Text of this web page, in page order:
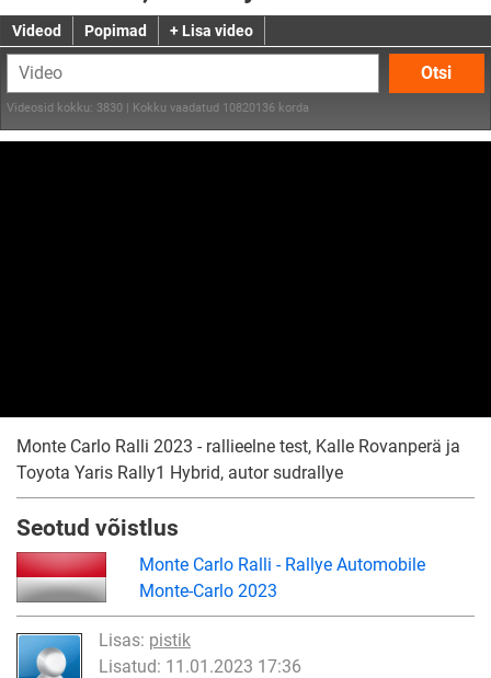
Videod Popimad + Lisa video
Otsi
Videosid kokku: 3830 | Kokku vaadatud 10820136 korda
Monte Carlo Ralli 2023 - rallieelne test, Kalle Rovanperä ja
Toyota Yaris Rally1 Hybrid, autor sudrallye
Seotud võistlus
Monte Carlo Ralli - Rallye Automobile
Monte-Carlo 2023
Lisas: pistik
Lisatud: 11.01.2023 17:36